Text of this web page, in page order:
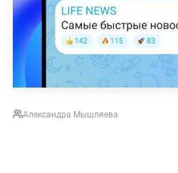
Александра Мышляева